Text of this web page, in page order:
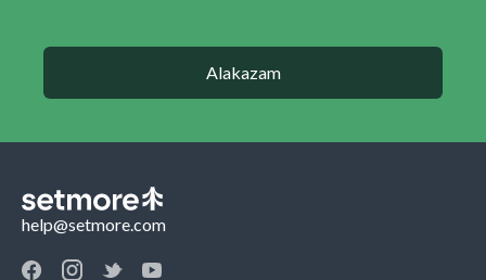
Alakazam
help@setmore.com